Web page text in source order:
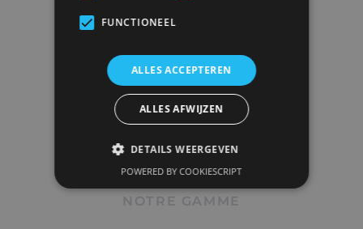
Duisburgsesteenweg 6
BTW
BE0419.522.723
02 687 46 29
NOTRE GAMME
FUNCTIONEEL
ALLES ACCEPTEREN
ALLES AFWIJZEN
DETAILS WEERGEVEN
POWERED BY COOKIESCRIPT